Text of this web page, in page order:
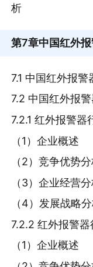
析
第7章中国红外
7.1 中国红外报
7.2 中国红外报
7.2.1 红外报警器
（1）企业概述
（2）竞争优势
（3）企业经营
（4）发展战略
7.2.2 红外报警
（1）企业概述